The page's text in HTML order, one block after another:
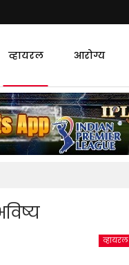
व्हायरल आरोग्य
व्हायरल